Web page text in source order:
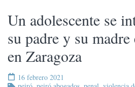
Un adolescente se
su padre y su
en Zaragoza
16 febrero 2021